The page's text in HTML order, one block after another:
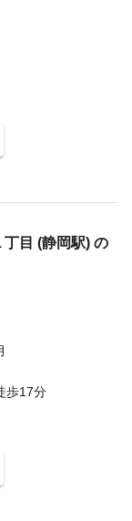
目 (静岡駅) の
歩17分